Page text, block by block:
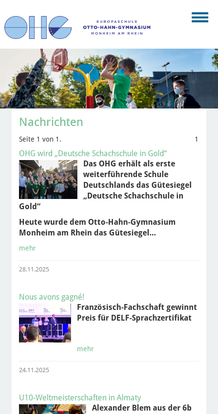
Nachrichten
Seite 1 von 1. 1
OHG wird „Deutsche Schachschule in Gold“
Das OHG erhält als erste
weiterführende Schule
Deutschlands das Gütesiegel
„Deutsche Schachschule in
Gold“
Heute wurde dem Otto-Hahn-Gymnasium
Monheim am Rhein das Gütesiegel…
mehr
28.11.2025
Nous avons gagné!
Französisch-Fachschaft gewinnt
Preis für DELF-Sprachzertifikat
mehr
24.11.2025
U10-Weltmeisterschaften in Almaty
Alexander Blem aus der 6b